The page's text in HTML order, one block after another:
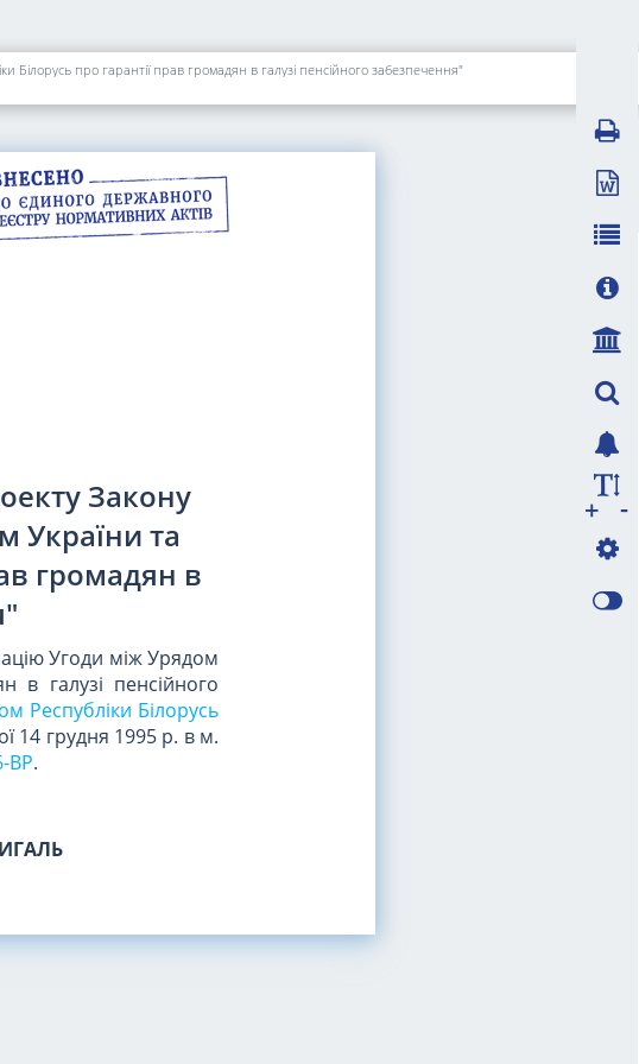
про гарантії прав громадян в галузі пенсійного забезпечення"
Закону
України та
громадян в
Угоди між Урядом
в галузі пенсійного
Республіки Білорусь
14 грудня 1995 р. в м.
ВР.
-
+